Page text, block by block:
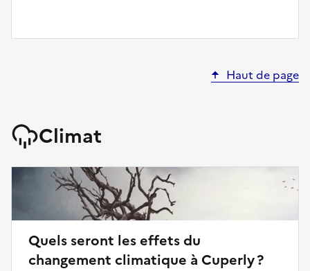
Haut de page
Climat
Quels seront les effets du
changement climatique à Cuperly ?